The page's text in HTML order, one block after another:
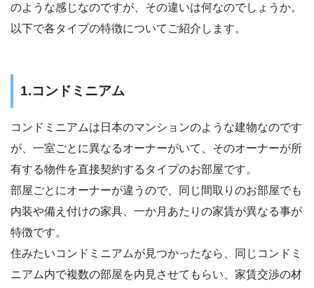
のような感じなのですが、その違いは何なのでしょうか。
以下で各タイプの特徴についてご紹介します。
1.コンドミニアム
コンドミニアムは日本のマンションのような建物なのです
が、一室ごとに異なるオーナーがいて、そのオーナーが所
有する物件を直接契約するタイプのお部屋です。
部屋ごとにオーナーが違うので、同じ間取りのお部屋でも
内装や備え付けの家具、一か月あたりの家賃が異なる事が
特徴です。
住みたいコンドミニアムが見つかったなら、同じコンドミ
ニアム内で複数の部屋を内見させてもらい、家賃交渉の材